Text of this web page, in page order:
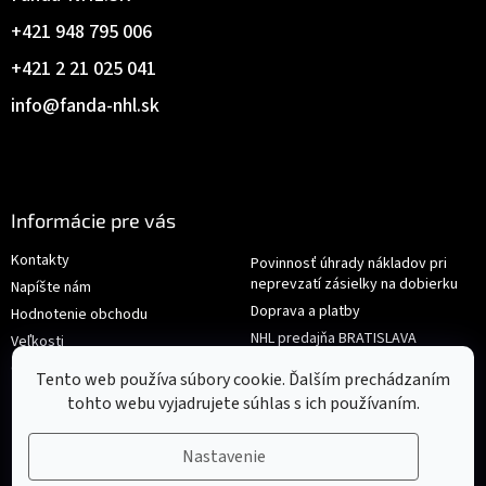
Tento web používa súbory cookie. Ďalším prechádzaním
tohto webu vyjadrujete súhlas s ich používaním.
Nastavenie
info@fanda-nhl.sk
+421 2 21 025 041
+421 948 795 006
Informácie pre vás
Kontakty
Napíšte nám
Hodnotenie obchodu
Veľkosti
Obchodné podmienky
Povinnosť úhrady nákladov pri
neprevzatí zásielky na dobierku
Doprava a platby
NHL predajňa BRATISLAVA
Reklamace/Výměna